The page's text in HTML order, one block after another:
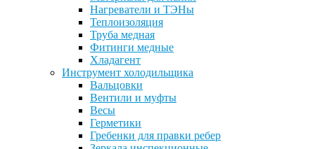
Нагреватели и ТЭНы
Теплоизоляция
Труба медная
Фитинги медные
Хладагент
Инструмент холодильщика
Вальцовки
Вентили и муфты
Весы
Герметики
Гребенки для правки ребер